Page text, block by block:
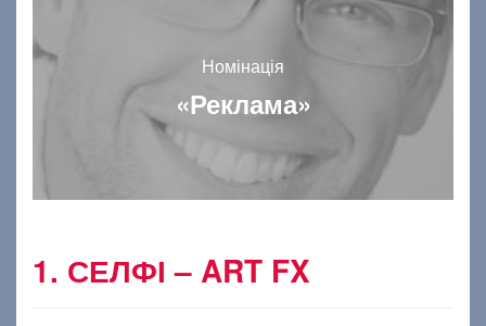
Номінація
«Реклама»
1. СЕЛФІ – ART FX